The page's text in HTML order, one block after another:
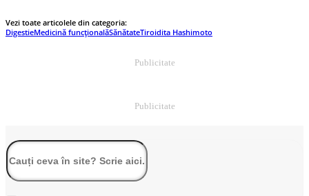
Vezi toate articolele din categoria:
DigestieMedicină funcționalăSănătateTiroidita Hashimoto
Publicitate
Publicitate